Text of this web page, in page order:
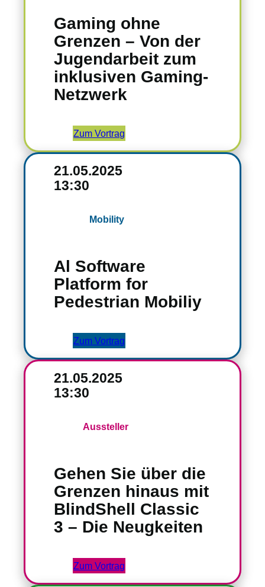
Gaming ohne
Grenzen – Von der
Jugendarbeit zum
inklusiven Gaming-
Netzwerk
Zum Vortrag
21.05.2025
13:30
Mobility
Al Software
Platform for
Pedestrian Mobiliy
Zum Vortrag
21.05.2025
13:30
Aussteller
Gehen Sie über die
Grenzen hinaus mit
BlindShell Classic
3 – Die Neugkeiten
Zum Vortrag